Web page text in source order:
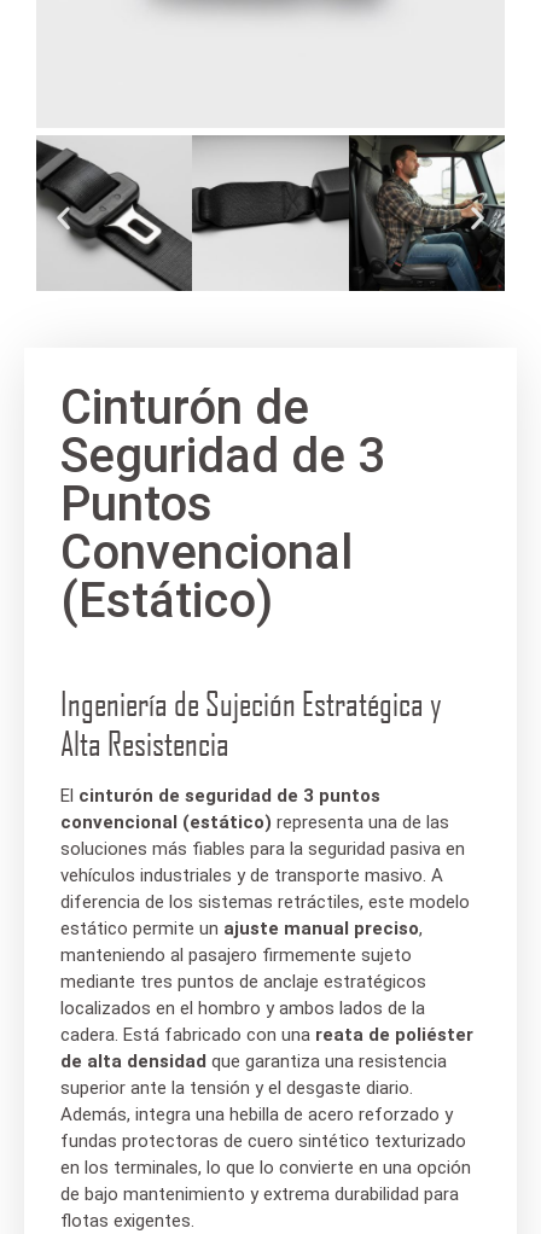
Cinturón de
Seguridad de 3
Puntos
Convencional
(Estático)
Ingeniería de Sujeción Estratégica y
Alta Resistencia
El cinturón de seguridad de 3 puntos
convencional (estático) representa una de las
soluciones más fiables para la seguridad pasiva en
vehículos industriales y de transporte masivo. A
diferencia de los sistemas retráctiles, este modelo
estático permite un ajuste manual preciso,
manteniendo al pasajero firmemente sujeto
mediante tres puntos de anclaje estratégicos
localizados en el hombro y ambos lados de la
cadera. Está fabricado con una reata de poliéster
de alta densidad que garantiza una resistencia
superior ante la tensión y el desgaste diario.
Además, integra una hebilla de acero reforzado y
fundas protectoras de cuero sintético texturizado
en los terminales, lo que lo convierte en una opción
de bajo mantenimiento y extrema durabilidad para
flotas exigentes.